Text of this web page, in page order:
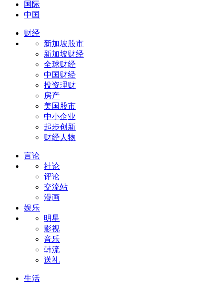
国际
中国
财经
新加坡股市
新加坡财经
全球财经
中国财经
投资理财
房产
美国股市
中小企业
起步创新
财经人物
言论
社论
评论
交流站
漫画
娱乐
明星
影视
音乐
韩流
送礼
生活